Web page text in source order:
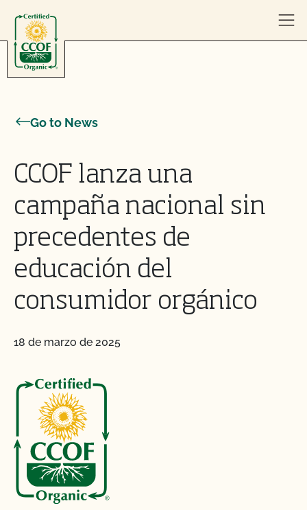
Go to News
CCOF lanza una
campaña nacional sin
precedentes de
educación del
consumidor orgánico
18 de marzo de 2025